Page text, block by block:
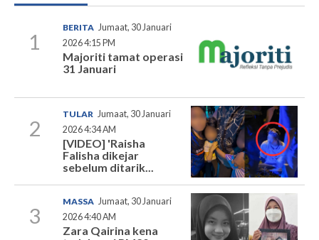
1
BERITA Jumaat, 30 Januari
2026 4:15 PM
Majoriti tamat operasi
31 Januari
2
TULAR Jumaat, 30 Januari
2026 4:34 AM
[VIDEO] 'Raisha
Falisha dikejar
sebelum ditarik...
3
MASSA Jumaat, 30 Januari
2026 4:40 AM
Zara Qairina kena